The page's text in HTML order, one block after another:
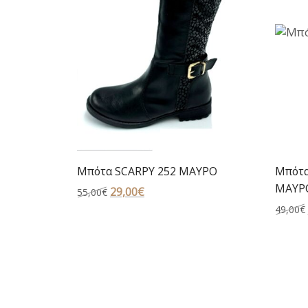
Μπότα SCARPY 252 ΜΑΥΡΟ
55,00€ Original
29,00€Η
49,00€